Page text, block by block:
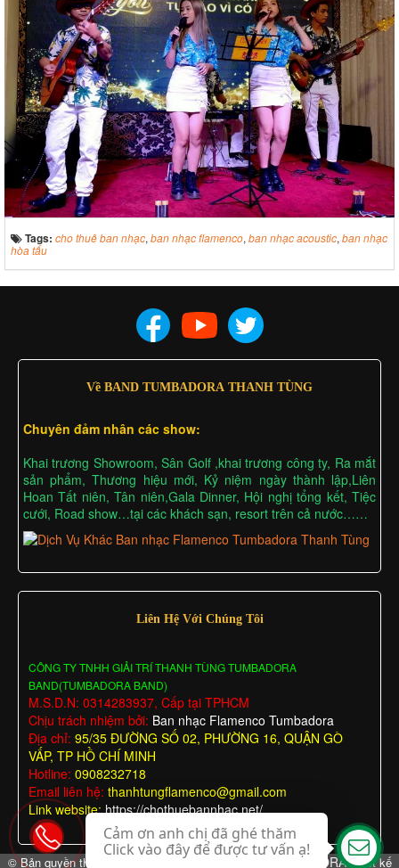
Tags: cho thuê ban nhạc, ban nhạc flamenco, ban nhạc acoustic, ban nhạc
hòa tấu
Về BAND TUMBADORA THANH TÙNG
Chuyên đảm nhân các show:
Khai trương Showroom, Sân Golf ,khai trương công ty, Ra mắt
sản phẩm, Thương hiệu mới, Kỷ niệm ngày thành lập,Liên
Hoan Tất niên, Tân niên,Gala Dinner, Hội nghị tổng kết, Tiệc
cưới, Road show…tại các khách sạn, resort trên cả nước……
Liên Hệ Với Chúng Tôi
CÔNG TY TNHH GIẢI TRÍ THANH TÙNG TUMBADORA
BAND(TUMBADORA BAND)
M.S.D.N: 0314283937, Cấp tại TPHCM
Chịu trách nhiệm bởi: Ban nhạc Flamenco Tumbadora
Địa chỉ: 95/35 ĐƯỜNG SỐ 02, PHƯỜNG 16, QUẬN GÒ
VẤP, TP HỒ CHÍ MINH
Hotline: 0908232718
Email liên hệ: thanhtungflamenco@gmail.com
Link website:https://chothuebannhac.net/
© Bản quyền thuộc về BAN NHẠC FLAMENCO TUMBADORA Thiết kế
Cảm ơn anh chị đã ghé thăm
Click vào đây để được tư vấn ạ!